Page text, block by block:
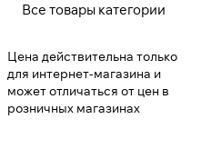
Все товары категории
Цена действительна только
для интернет-магазина и
может отличаться от цен в
розничных магазинах
% будут
с вашей карты
2 недели